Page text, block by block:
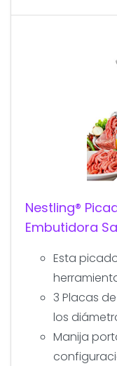
Nestling®
Embutidora
Esta
3 Placas
los
Manija